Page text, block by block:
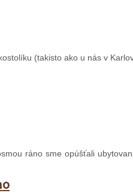
(takisto ako u nás v
ráno sme opúšťali